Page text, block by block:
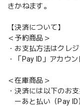
きかねます。
【決済について】
＜予約商品＞
・お支払方法はクレ
・「Pay ID」アカウ
＜在庫商品＞
・決済には以下のお
ーあと払い（Pay ID